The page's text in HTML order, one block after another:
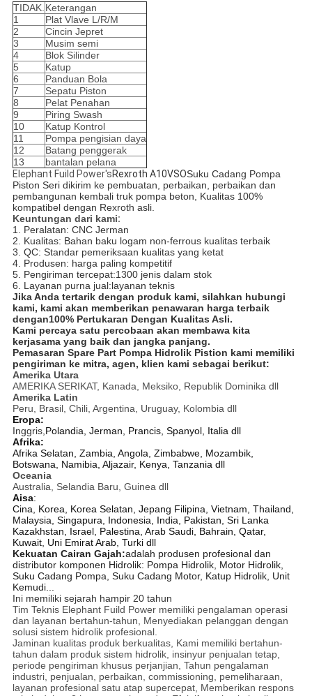
TIDAK.Keterangan
1
Plat Vlave L/R/M
2
Cincin Jepret
3
Musim semi
4
Blok Silinder
5
Katup
6
Panduan Bola
7
Sepatu Piston
8
Pelat Penahan
9
Piring Swash
10
Katup Kontrol
11
Pompa pengisian daya
12
Batang penggerak
13
bantalan pelana
Elephant Fuild Power'sRexroth A10VSOSuku Cadang Pompa
Piston Seri dikirim ke pembuatan, perbaikan, perbaikan dan
pembangunan kembali truk pompa beton, Kualitas 100%
kompatibel dengan Rexroth asli.
Keuntungan dari kami:
1. Peralatan: CNC Jerman
2. Kualitas: Bahan baku logam non-ferrous kualitas terbaik
3. QC: Standar pemeriksaan kualitas yang ketat
4. Produsen: harga paling kompetitif
5. Pengiriman tercepat:1300 jenis dalam stok
6. Layanan purna jual:layanan teknis
Jika Anda tertarik dengan produk kami, silahkan hubungi
kami, kami akan memberikan penawaran harga terbaik
dengan100% Pertukaran Dengan Kualitas Asli.
Kami percaya satu percobaan akan membawa kita
kerjasama yang baik dan jangka panjang.
Pemasaran Spare Part Pompa Hidrolik Pistion kami memiliki
pengiriman ke mitra, agen, klien kami sebagai berikut:
Amerika Utara
AMERIKA SERIKAT, Kanada, Meksiko, Republik Dominika dll
Amerika Latin
Peru, Brasil, Chili, Argentina, Uruguay, Kolombia dll
Eropa:
Inggris,Polandia, Jerman, Prancis, Spanyol, Italia dll
Afrika:
Afrika Selatan, Zambia, Angola, Zimbabwe, Mozambik,
Botswana, Namibia, Aljazair, Kenya, Tanzania dll
Oceania
Australia, Selandia Baru, Guinea dll
Aisa:
Cina, Korea, Korea Selatan, Jepang Filipina, Vietnam, Thailand,
Malaysia, Singapura, Indonesia, India, Pakistan, Sri Lanka
Kazakhstan, Israel, Palestina, Arab Saudi, Bahrain, Qatar,
Kuwait, Uni Emirat Arab, Turki dll
Kekuatan Cairan Gajah:adalah produsen profesional dan
distributor komponen Hidrolik: Pompa Hidrolik, Motor Hidrolik,
Suku Cadang Pompa, Suku Cadang Motor, Katup Hidrolik, Unit
Kemudi...
Ini memiliki sejarah hampir 20 tahun
Tim Teknis Elephant Fuild Power memiliki pengalaman operasi
dan layanan bertahun-tahun, Menyediakan pelanggan dengan
solusi sistem hidrolik profesional.
Jaminan kualitas produk berkualitas, Kami memiliki bertahun-
tahun dalam produk sistem hidrolik, insinyur penjualan tetap,
periode pengiriman khusus perjanjian, Tahun pengalaman
industri, penjualan, perbaikan, commissioning, pemeliharaan,
layanan profesional satu atap supercepat, Memberikan respons